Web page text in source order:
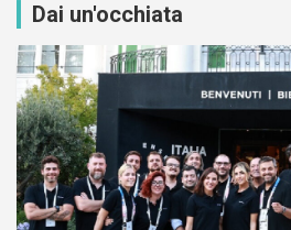
Dai un'occhiata